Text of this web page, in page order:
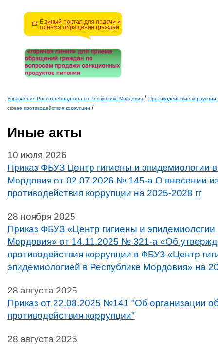
Вы здесь
Управление Роспотребнадзора по Республике Мордовия / Противодействие коррупции
сфере противодействия коррупции /
Иные акты
10 июля 2026
Приказ ФБУЗ Центр гигиены и эпидемиологии
Мордовия от 02.07.2026 № 145-а О внесении
противодействия коррупции на 2025-2028 гг
28 ноября 2025
Приказ ФБУЗ «Центр гигиены и эпидемиологии
Мордовия» от 14.11.2025 № 321-а «Об
противодействия коррупции в ФБУЗ «Центр
эпидемиологией в Республике Мордовия» на
28 августа 2025
Приказ от 22.08.2025 №141 "Об организации
противодействия коррупции"
28 августа 2025